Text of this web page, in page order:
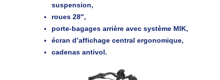
suspension,
roues 28″,
porte-bagages arrière avec système MIK,
écran d’affichage central ergonomique,
cadenas antivol.